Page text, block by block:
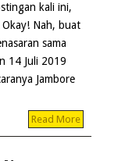
kali ini,
Nah, buat
sama
14 Juli 2019
Jambore
Read More